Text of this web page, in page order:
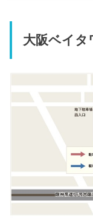
大阪ベイタ